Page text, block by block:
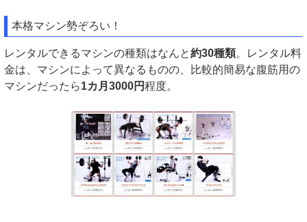
本格マシン勢ぞろい！
レンタルできるマシンの種類はなんと約30種類。レンタル料
金は、マシンによって異なるものの、比較的簡易な腹筋用の
マシンだったら1カ月3000円程度。